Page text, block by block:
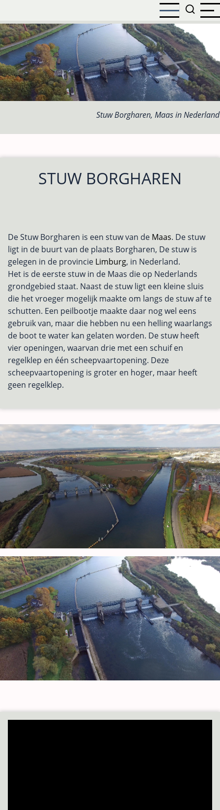
naar
de
inhoud
gaan
Stuw Borgharen, Maas in Nederland
STUW BORGHAREN
De Stuw Borgharen is een stuw van de Maas. De stuw
ligt in de buurt van de plaats Borgharen, De stuw is
gelegen in de provincie Limburg, in Nederland.
Het is de eerste stuw in de Maas die op Nederlands
grondgebied staat. Naast de stuw ligt een kleine sluis
die het vroeger mogelijk maakte om langs de stuw af te
schutten. Een peilbootje maakte daar nog wel eens
gebruik van, maar die hebben nu een helling waarlangs
de boot te water kan gelaten worden. De stuw heeft
vier openingen, waarvan drie met een schuif en
regelklep en één scheepvaartopening. Deze
scheepvaartopening is groter en hoger, maar heeft
geen regelklep.